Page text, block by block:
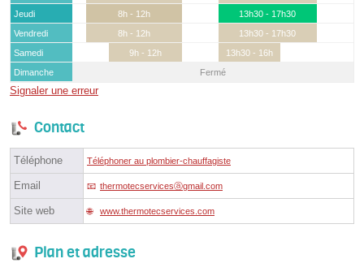
Jeudi
8h - 12h
13h30 - 17h30
Vendredi
8h - 12h
13h30 - 17h30
Samedi
9h - 12h
13h30 - 16h
Dimanche
Fermé
Signaler une erreur
Contact
Téléphone Téléphoner au plombier-chauffagiste
Email thermotecservicesⓐgmail.com
Site web www.thermotecservices.com
Plan et adresse